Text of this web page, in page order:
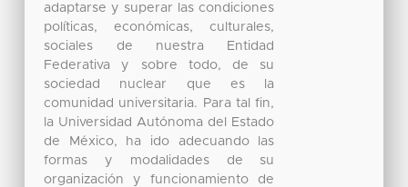
adaptarse y superar las condiciones
políticas, económicas, culturales,
sociales de nuestra Entidad
Federativa y sobre todo, de su
sociedad nuclear que es la
comunidad universitaria. Para tal fin,
la Universidad Autónoma del Estado
de México, ha ido adecuando las
formas y modalidades de su
organización y funcionamiento de